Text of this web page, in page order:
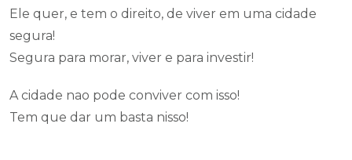
Ele quer, e tem o direito, de viver em uma cidade
segura!
Segura para morar, viver e para investir!
A cidade nao pode conviver com isso!
Tem que dar um basta nisso!